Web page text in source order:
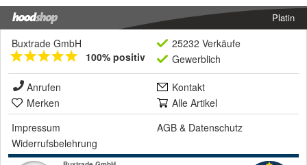
Platin
Buxtrade GmbH
100% positiv
25232 Verkäufe
Gewerblich
Anrufen
Kontakt
Merken
Alle Artikel
Impressum
AGB & Datenschutz
Widerrufsbelehrung